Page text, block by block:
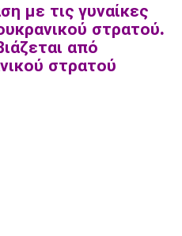
με τις γυναίκες
στρατού.
από
στρατού